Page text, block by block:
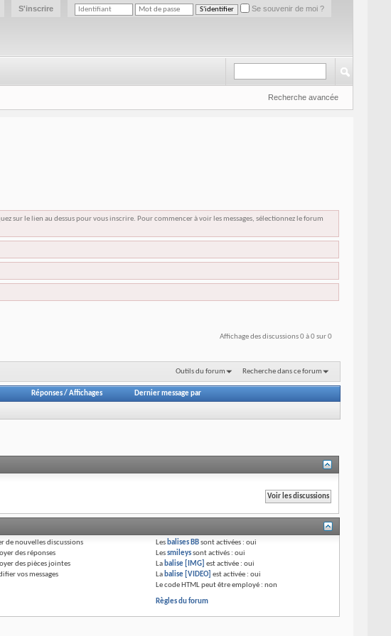
Se souvenir de moi ?
S'inscrire
Recherche avancée
sur le lien au dessus pour vous inscrire. Pour commencer à voir les messages, sélectionnez le forum
Affichage des discussions 0 à 0 sur 0
Outils du forum Recherche dans ce forum
Réponses/ Affichages Dernier message par
de nouvelles discussions
des réponses
des pièces jointes
vos messages
Les balises BBsont activées :oui
Lessmileyssont activés :oui
La balise [IMG] est activée :oui
La balise [VIDEO] est activée :oui
Le code HTML peut être employé :non
Règles du forum